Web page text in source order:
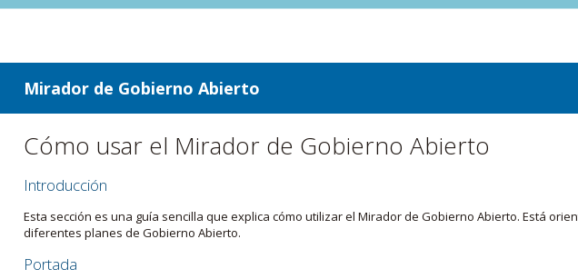
ir a contenido
ir al menú
Mirador de Gobierno Abierto
Cómo usar el Mirador de Gobierno Abierto
Introducción
Esta sección es una guía sencilla que explica cómo utilizar el Mirador de Gobierno Abierto. Está
diferentes planes de Gobierno Abierto.
Portada